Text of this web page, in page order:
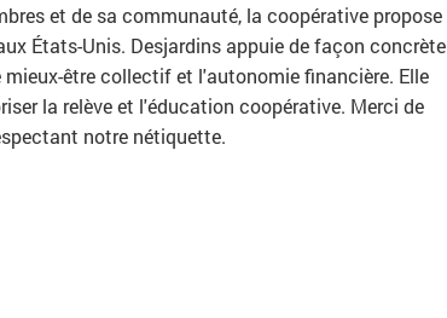
et de sa communauté, la coopérative propose
États-Unis. Desjardins appuie de façon concrète
être collectif et l'autonomie financière. Elle
la relève et l'éducation coopérative. Merci de
notre nétiquette.